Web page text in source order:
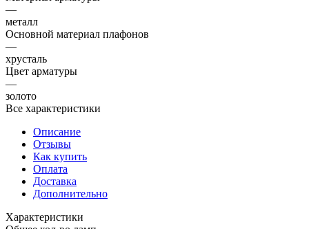
—
металл
Основной материал плафонов
—
хрусталь
Цвет арматуры
—
золото
Все характеристики
Описание
Отзывы
Как купить
Оплата
Доставка
Дополнительно
Характеристики